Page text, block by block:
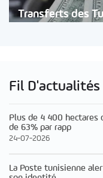
Transferts des
Fil D'actualités
Plus de 4 400 hectares
de 63% par rapp
24-07-2026
La Poste tunisienne